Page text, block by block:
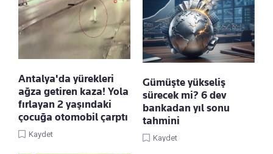
Antalya'da yürekleri
ağza getiren kaza! Yola
fırlayan 2 yaşındaki
çocuğa otomobil çarptı
Kaydet
Gümüşte yükseliş
sürecek mi? 6 dev
bankadan yıl sonu
tahmini
Kaydet